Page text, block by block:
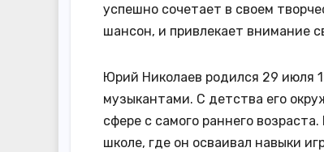
успешно сочетает в своем
шансон, и привлекает внимание
Юрий Николаев родился 29 июля
музыкантами. С детства его
сфере с самого раннего
школе, где он осваивал навыки